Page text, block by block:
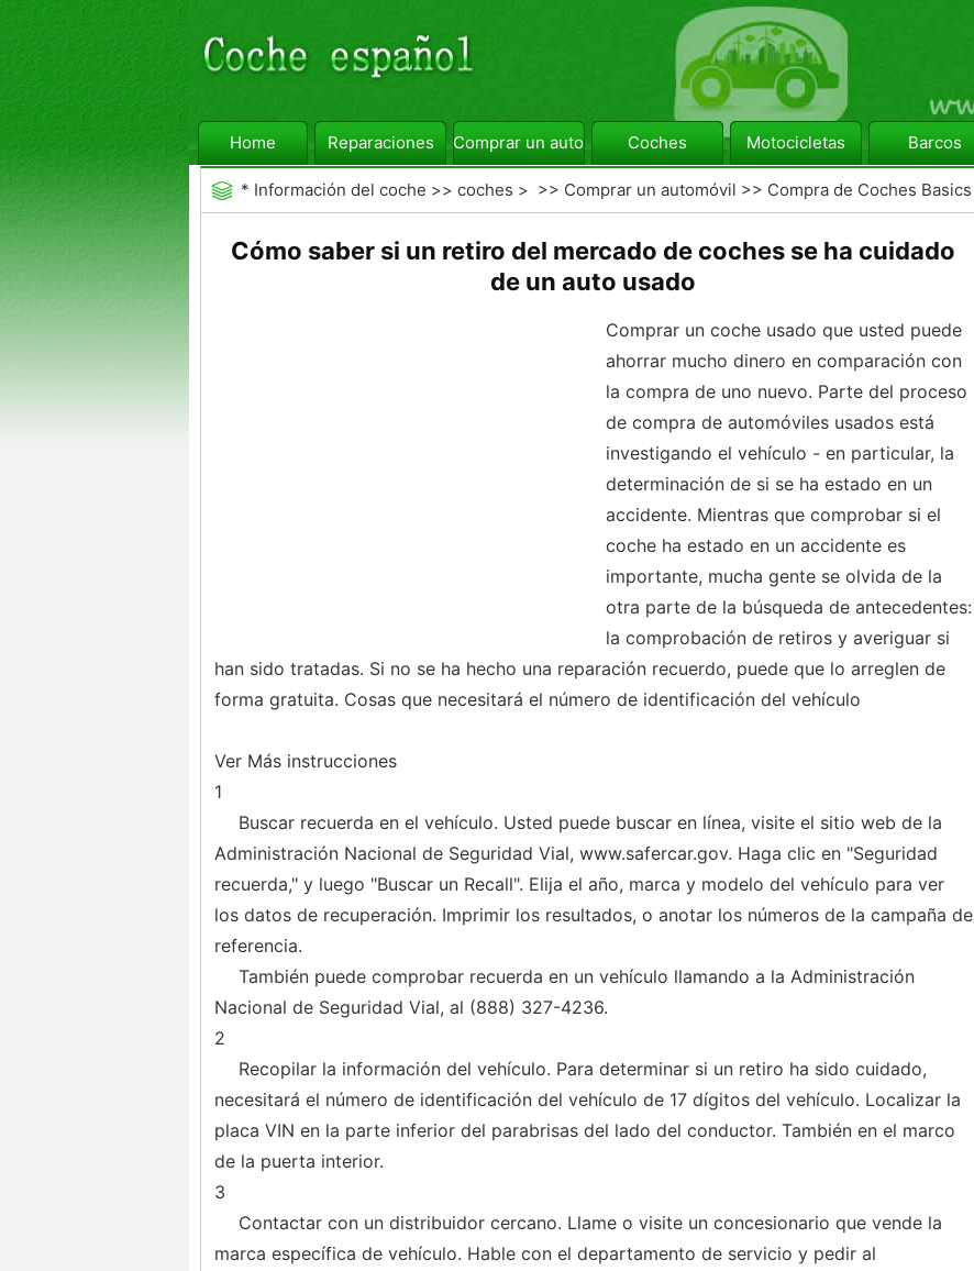
Home Reparaciones Comprar un automóvil Coches Motocicletas Barcos
* Información del coche >> coches > >> Comprar un automóvil >> Compra de Coches Basics
Cómo saber si un retiro del mercado de coches se ha cuidado
de un auto usado
Comprar un coche usado que usted puede
ahorrar mucho dinero en comparación con
la compra de uno nuevo. Parte del proceso
de compra de automóviles usados ​​está
investigando el vehículo - en particular, la
determinación de si se ha estado en un
accidente. Mientras que comprobar si el
coche ha estado en un accidente es
importante, mucha gente se olvida de la
otra parte de la búsqueda de antecedentes:
la comprobación de retiros y averiguar si
han sido tratadas. Si no se ha hecho una reparación recuerdo, puede que lo arreglen de
forma gratuita. Cosas que necesitará el número de identificación del vehículo
Ver Más instrucciones
1
Buscar recuerda en el vehículo. Usted puede buscar en línea, visite el sitio web de la
Administración Nacional de Seguridad Vial, www.safercar.gov. Haga clic en "Seguridad
recuerda," y luego "Buscar un Recall". Elija el año, marca y modelo del vehículo para ver
los datos de recuperación. Imprimir los resultados, o anotar los números de la campaña de
referencia.
También puede comprobar recuerda en un vehículo llamando a la Administración
Nacional de Seguridad Vial, al (888) 327-4236.
2
Recopilar la información del vehículo. Para determinar si un retiro ha sido cuidado,
necesitará el número de identificación del vehículo de 17 dígitos del vehículo. Localizar la
placa VIN en la parte inferior del parabrisas del lado del conductor. También en el marco
de la puerta interior.
3
Contactar con un distribuidor cercano. Llame o visite un concesionario que vende la
marca específica de vehículo. Hable con el departamento de servicio y pedir al